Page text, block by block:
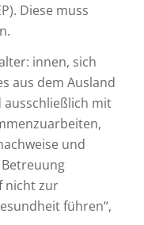
Diese muss
innen, sich
aus dem Ausland
mit
und
nicht zur
führen“,